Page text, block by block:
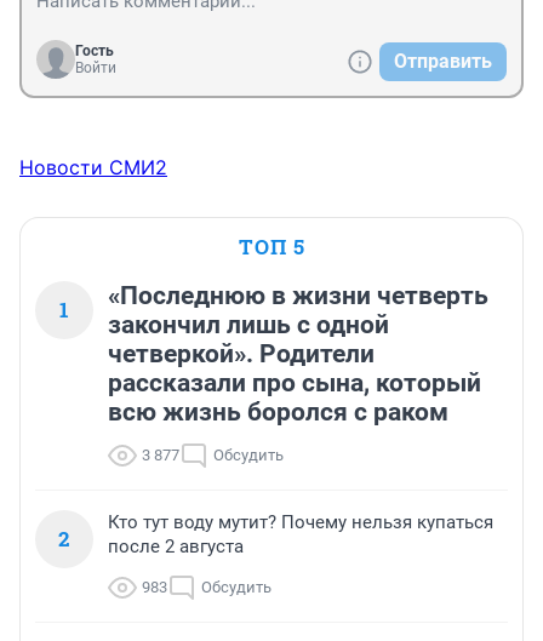
Гость
Войти
Отправить
Новости СМИ2
ТОП 5
1
«Последнюю в жизни четверть
закончил лишь с одной
четверкой». Родители
рассказали про сына, который
всю жизнь боролся с раком
3 877 Обсудить
2
Кто тут воду мутит? Почему нельзя купаться
после 2 августа
983 Обсудить